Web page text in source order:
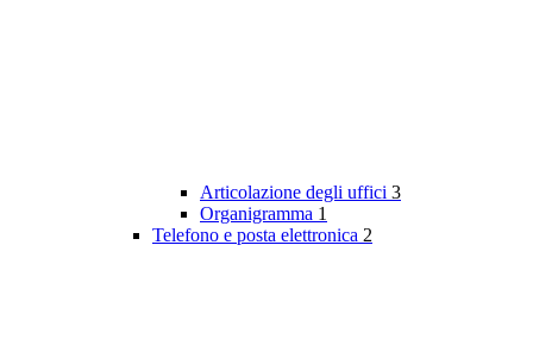
Articolazione degli uffici 3
Organigramma 1
Telefono e posta elettronica 2